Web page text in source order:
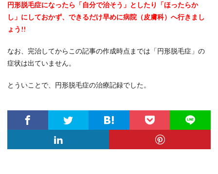
円形脱毛症になったら「自分で治そう」としたり「ほったらか
し」にしておかず、できるだけ早めに病院（皮膚科）へ行きまし
ょう!!
なお、完治してからこの記事の作成時点までは「円形脱毛症」の
症状は出ていません。
とういことで、円形脱毛症の治療記録でした。